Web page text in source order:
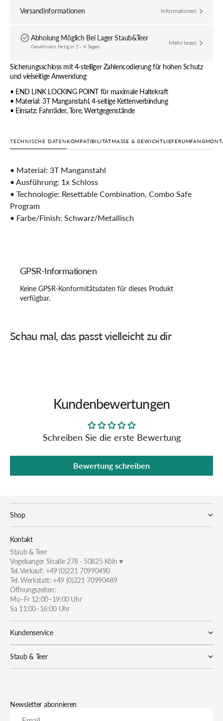
Versandinformationen Informationen
Abholung Möglich Bei Lager Staub&Teer
Gewöhnlich fertig in 2 - 4 Tagen Mehr lesen
Sicherungsschloss mit 4-stelliger Zahlencodierung für hohen Schutz
und vielseitige Anwendung
• END LINK LOCKING POINT für maximale Haltekraft
• Material: 3T Manganstahl, 4-seitige Kettenverbindung
• Einsatz: Fahrräder, Tore, Wertgegenstände
TECHNISCHE DATEN KOMPATIBILITÄTMASSE & GEWICHTLIEFERUMFANG
• Material: 3T Manganstahl
• Ausführung: 1x Schloss
• Technologie: Resettable Combination, Combo Safe
Program
• Farbe/Finish: Schwarz/Metallisch
GPSR-Informationen
Keine GPSR-Konformitätsdaten für dieses Produkt
verfügbar.
Schau mal, das passt vielleicht zu dir
Kundenbewertungen
Schreiben Sie die erste Bewertung
Bewertung schreiben
Shop
Kontakt
Staub & Teer
Vogelsanger Straße 278 · 50825 Köln ♥
Tel. Verkauf: +49 (0)221 70990490
Tel. Werkstatt: +49 (0)221 70990489
Öffnungszeiten:
Mo–Fr 12:00–19:00 Uhr
Sa 11:00–16:00 Uhr
Kundenservice
Staub & Teer
Newsletter abonnieren